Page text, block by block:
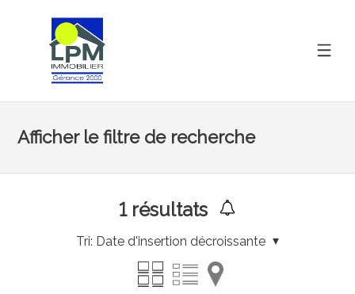
Afficher le filtre de recherche
1résultats
Tri: Date d'insertion décroissante